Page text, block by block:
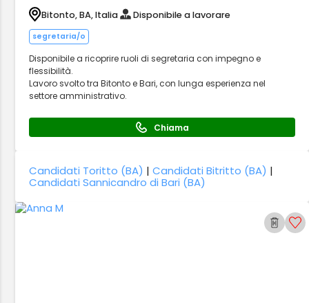
Bitonto, BA, Italia Disponibile a lavorare
segretaria/o
Disponibile a ricoprire ruoli di segretaria con impegno e
flessibilità.
Lavoro svolto tra Bitonto e Bari, con lunga esperienza nel
settore amministrativo.
Chiama
Candidati Toritto (BA) |Candidati Bitritto (BA) |
Candidati Sannicandro di Bari (BA)